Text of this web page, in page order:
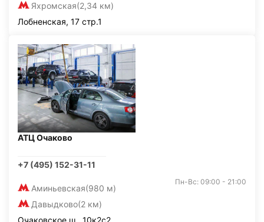
Яхромская(2,34 км)
Лобненская, 17 стр.1
АТЦ Очаково
+7 (495) 152-31-11
Аминьевская(980 м)
Давыдково(2 км)
Пн-Вс: 09:00 - 21:00
Очаковское ш., 10к2с2